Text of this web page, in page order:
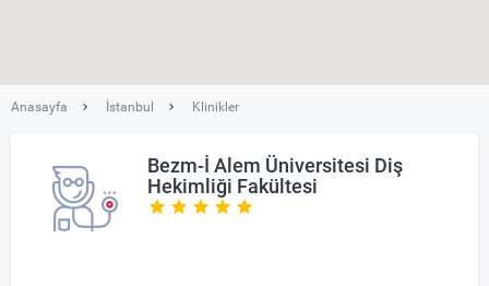
Anasayfa İstanbul Klinikler
Bezm-İ Alem Üniversitesi Diş
Hekimliği Fakültesi